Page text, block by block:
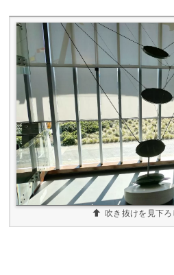
吹き抜けを見下